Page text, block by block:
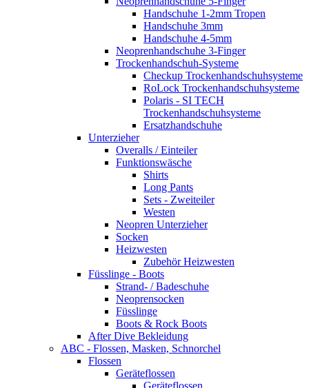
Handschuhe 1-2mm Tropen
Handschuhe 3mm
Handschuhe 4-5mm
Neoprenhandschuhe 3-Finger
Trockenhandschuh-Systeme
Checkup Trockenhandschuhsysteme
RoLock Trockenhandschuhsysteme
Polaris - SI TECH
Trockenhandschuhsysteme
Ersatzhandschuhe
Unterzieher
Overalls / Einteiler
Funktionswäsche
Shirts
Long Pants
Sets - Zweiteiler
Westen
Neopren Unterzieher
Socken
Heizwesten
Zubehör Heizwesten
Füsslinge - Boots
Strand- / Badeschuhe
Neoprensocken
Füsslinge
Boots & Rock Boots
After Dive Bekleidung
ABC - Flossen, Masken, Schnorchel
Flossen
Geräteflossen
Geräteflossen